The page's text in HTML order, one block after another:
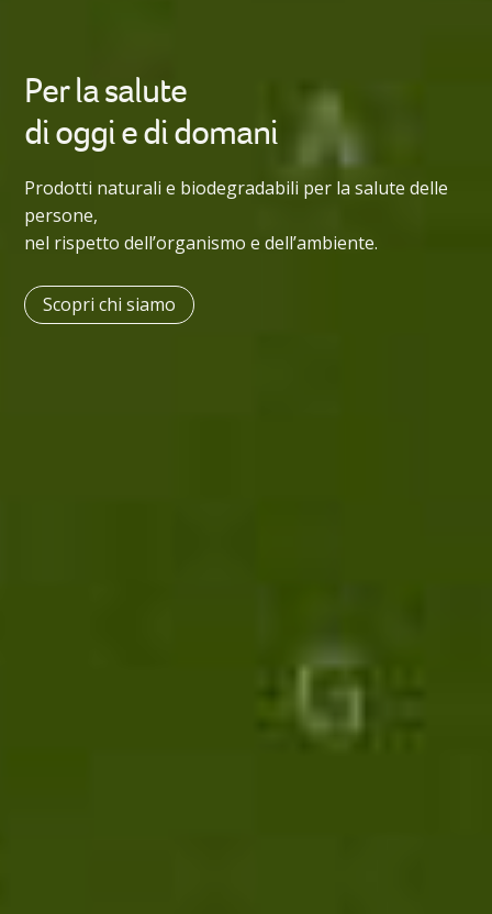
Per la salute
di oggi e di domani
Prodotti naturali e biodegradabili per la salute delle
persone,
nel rispetto dell’organismo e dell’ambiente.
Scopri chi siamo